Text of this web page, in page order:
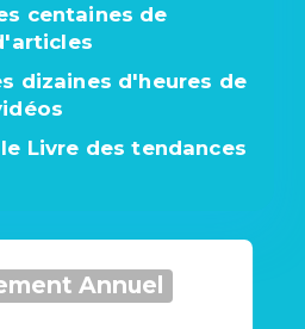
centaines de
dizaines d'heures de
Livre des tendances
Annuel